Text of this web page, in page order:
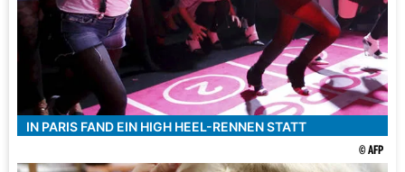
IN PARIS FAND EIN HIGH HEEL-RENNEN STATT
© AFP